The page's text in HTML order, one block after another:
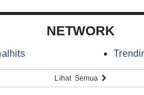
NETWORK
Lihat Semua